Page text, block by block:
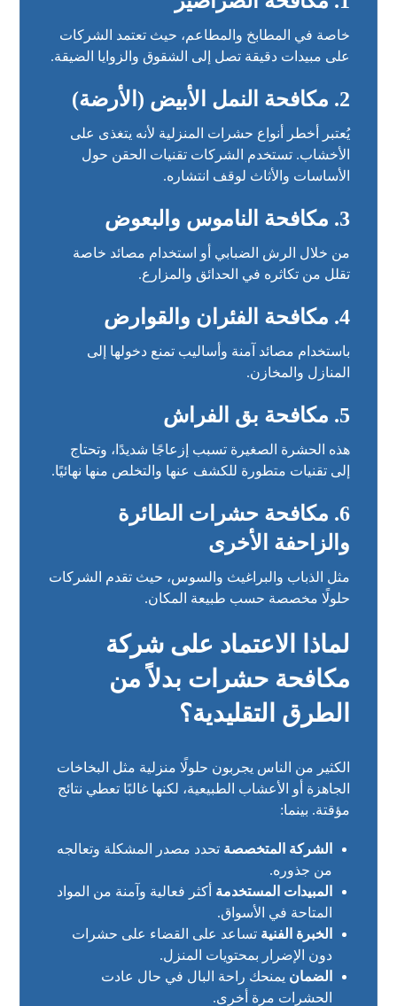
خاصة في المطابخ والمطاعم، حيث تعتمد الشركات
على مبيدات دقيقة تصل إلى الشقوق والزوايا الضيقة.
2. مكافحة النمل الأبيض (الأرضة)
يُعتبر أخطر أنواع حشرات المنزلية لأنه يتغذى على
الأخشاب. تستخدم الشركات تقنيات الحقن حول
الأساسات والأثاث لوقف انتشاره.
3. مكافحة الناموس والبعوض
من خلال الرش الضبابي أو استخدام مصائد خاصة
تقلل من تكاثره في الحدائق والمزارع.
4. مكافحة الفئران والقوارض
باستخدام مصائد آمنة وأساليب تمنع دخولها إلى
المنازل والمخازن.
5. مكافحة بق الفراش
هذه الحشرة الصغيرة تسبب إزعاجًا شديدًا، وتحتاج
إلى تقنيات متطورة للكشف عنها والتخلص منها نهائيًا.
6. مكافحة حشرات الطائرة
والزاحفة الأخرى
مثل الذباب والبراغيث والسوس، حيث تقدم الشركات
حلولًا مخصصة حسب طبيعة المكان.
لماذا الاعتماد على شركة
مكافحة حشرات بدلاً من
الطرق التقليدية؟
الكثير من الناس يجربون حلولًا منزلية مثل البخاخات
الجاهزة أو الأعشاب الطبيعية، لكنها غالبًا تعطي نتائج
مؤقتة. بينما:
الشركة المتخصصة تحدد مصدر المشكلة وتعالجه
من جذوره.
المبيدات المستخدمة أكثر فعالية وآمنة من المواد
المتاحة في الأسواق.
الخبرة الفنية تساعد على القضاء على حشرات
دون الإضرار بمحتويات المنزل.
الضمان يمنحك راحة البال في حال عادت
الحشرات مرة أخرى.